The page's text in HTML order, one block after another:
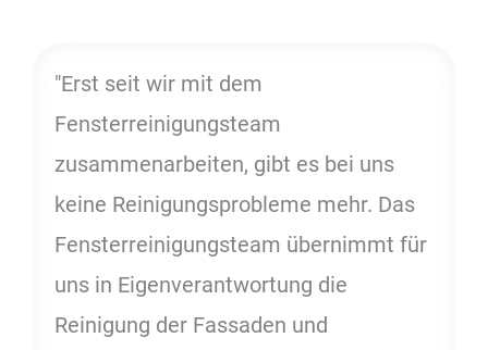
"Erst seit wir mit dem
Fensterreinigungsteam
zusammenarbeiten, gibt es bei uns
keine Reinigungsprobleme mehr. Das
Fensterreinigungsteam übernimmt für
uns in Eigenverantwortung die
Reinigung der Fassaden und